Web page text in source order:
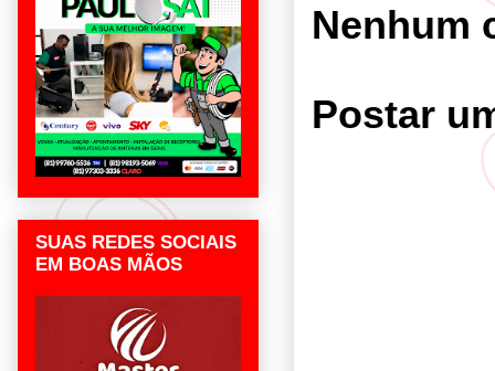
Nenhum
Postar
SUAS REDES SOCIAIS
EM BOAS MÃOS